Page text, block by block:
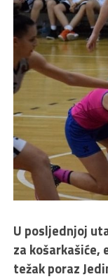
U posljednjoj
za košarkašiće,
težak poraz